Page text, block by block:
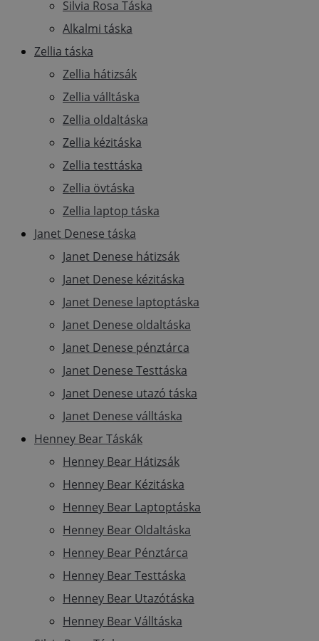
Silvia Rosa Táska
Alkalmi táska
Zellia táska
Zellia hátizsák
Zellia válltáska
Zellia oldaltáska
Zellia kézitáska
Zellia testtáska
Zellia övtáska
Zellia laptop táska
Janet Denese táska
Janet Denese hátizsák
Janet Denese kézitáska
Janet Denese laptoptáska
Janet Denese oldaltáska
Janet Denese pénztárca
Janet Denese Testtáska
Janet Denese utazó táska
Janet Denese válltáska
Henney Bear Táskák
Henney Bear Hátizsák
Henney Bear Kézitáska
Henney Bear Laptoptáska
Henney Bear Oldaltáska
Henney Bear Pénztárca
Henney Bear Testtáska
Henney Bear Utazótáska
Henney Bear Válltáska